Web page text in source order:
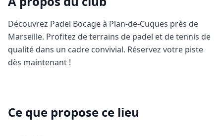
Découvrez Padel Bocage à Plan-de-Cuques près de
Marseille. Profitez de terrains de padel et de tennis de
qualité dans un cadre convivial. Réservez votre piste
dès maintenant !
Ce que propose ce lieu